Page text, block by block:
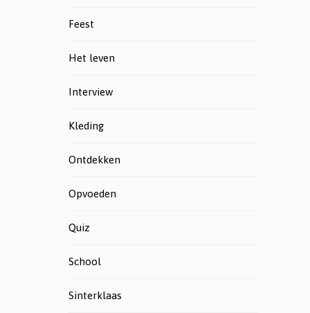
Feest
Het leven
Interview
Kleding
Ontdekken
Opvoeden
Quiz
School
Sinterklaas